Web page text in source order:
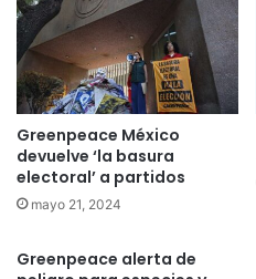
Greenpeace México
devuelve ‘la basura
electoral’ a partidos
mayo 21, 2024
Greenpeace alerta de